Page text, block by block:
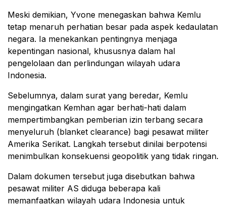
Meski demikian, Yvone menegaskan bahwa Kemlu
tetap menaruh perhatian besar pada aspek kedaulatan
negara. Ia menekankan pentingnya menjaga
kepentingan nasional, khususnya dalam hal
pengelolaan dan perlindungan wilayah udara
Indonesia.
Sebelumnya, dalam surat yang beredar, Kemlu
mengingatkan Kemhan agar berhati-hati dalam
mempertimbangkan pemberian izin terbang secara
menyeluruh (blanket clearance) bagi pesawat militer
Amerika Serikat. Langkah tersebut dinilai berpotensi
menimbulkan konsekuensi geopolitik yang tidak ringan.
Dalam dokumen tersebut juga disebutkan bahwa
pesawat militer AS diduga beberapa kali
memanfaatkan wilayah udara Indonesia untuk